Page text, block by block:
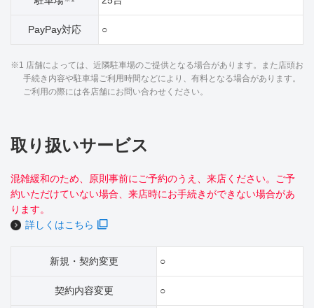
PayPay対応 ○
※1 店舗によっては、近隣駐車場のご提供となる場合があります。また店頭お
手続き内容や駐車場ご利用時間などにより、有料となる場合があります。
ご利用の際には各店舗にお問い合わせください。
取り扱いサービス
混雑緩和のため、原則事前にご予約のうえ、来店ください。ご予
約いただけていない場合、来店時にお手続きができない場合があ
ります。
詳しくはこちら
新規・契約変更 ○
契約内容変更 ○